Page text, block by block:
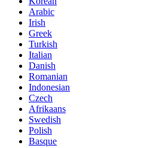
Arabic
Irish
Greek
Turkish
Italian
Danish
Romanian
Indonesian
Czech
Afrikaans
Swedish
Polish
Basque